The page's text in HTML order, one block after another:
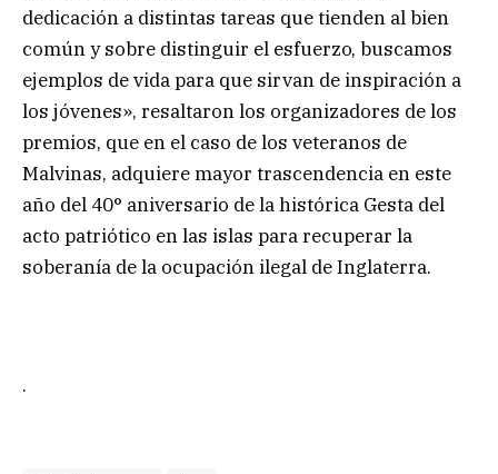
dedicación a distintas tareas que tienden al bien
común y sobre distinguir el esfuerzo, buscamos
ejemplos de vida para que sirvan de inspiración a
los jóvenes», resaltaron los organizadores de los
premios, que en el caso de los veteranos de
Malvinas, adquiere mayor trascendencia en este
año del 40° aniversario de la histórica Gesta del
acto patriótico en las islas para recuperar la
soberanía de la ocupación ilegal de Inglaterra.
.